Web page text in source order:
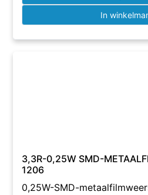
In
3,3R-0,25W SMD-
1206
0,25W-SMD-